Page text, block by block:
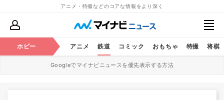
アニメ・特撮などのコアな情報をより深く
ホビー アニメ 鉄道 コミック おもちゃ 特撮 将棋
Googleでマイナビニュースを優先表示する方法